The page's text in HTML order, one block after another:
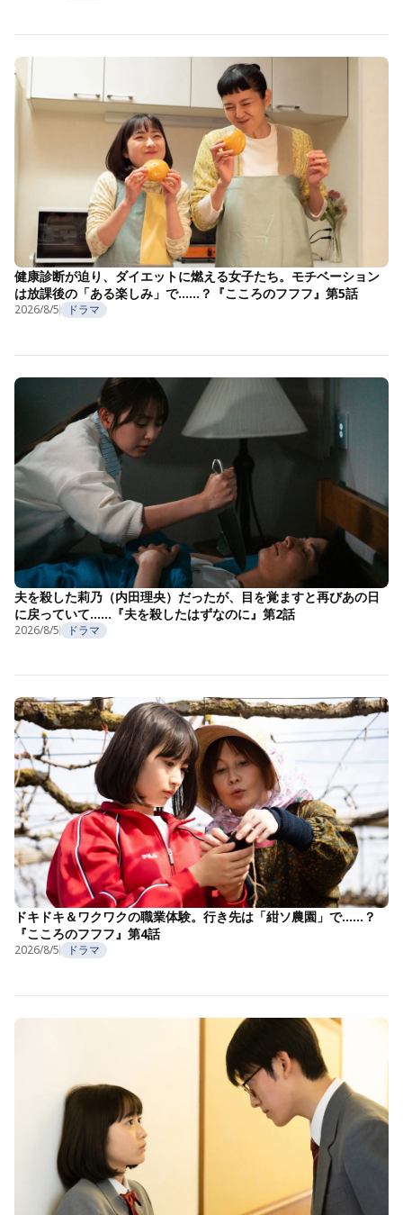
健康診断が迫り、ダイエットに燃える女子たち。モチベーション
は放課後の「ある楽しみ」で……？『こころのフフフ』第5話
2026/8/5 ドラマ
夫を殺した莉乃（内田理央）だったが、目を覚ますと再びあの日
に戻っていて……『夫を殺したはずなのに』第2話
2026/8/5 ドラマ
ドキドキ＆ワクワクの職業体験。行き先は「紺ソ農園」で……？
『こころのフフフ』第4話
2026/8/5 ドラマ